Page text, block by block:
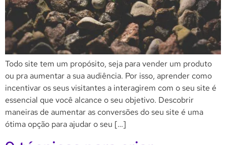
Todo site tem um propósito, seja para vender um produto
ou pra aumentar a sua audiência. Por isso, aprender como
incentivar os seus visitantes a interagirem com o seu site é
essencial que você alcance o seu objetivo. Descobrir
maneiras de aumentar as conversões do seu site é uma
ótima opção para ajudar o seu […]